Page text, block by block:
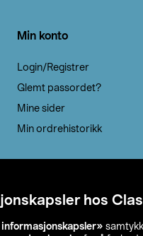
hos
informasjonskapsler»
Min konto
Login/Registrer
Glemt passordet?
Mine sider
Min ordrehistorikk